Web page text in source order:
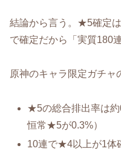
結論から言う。★5確定
で確定だから「実質180
原神のキャラ限定ガチャ
★5の総合排出率は約
恒常★5が0.3%）
10連で★4以上が1体